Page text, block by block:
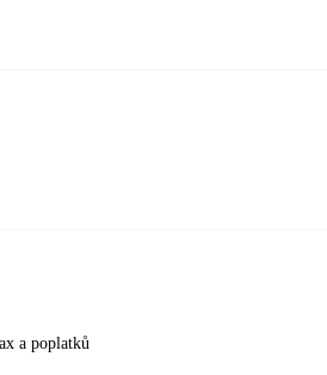
a poplatků